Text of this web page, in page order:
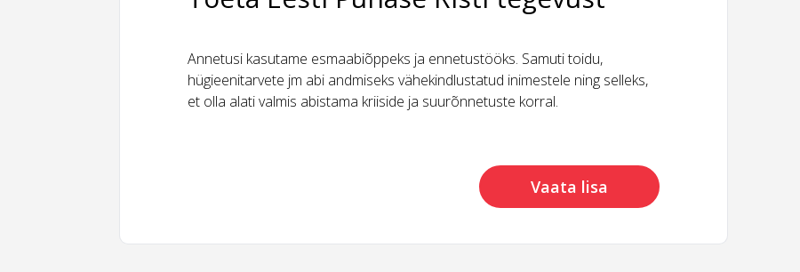
Annetusi kasutame esmaabiõppeks ja ennetustööks. Samuti toidu,
hügieenitarvete jm abi andmiseks vähekindlustatud inimestele ning selleks,
et olla alati valmis abistama kriiside ja suurõnnetuste korral.
Vaata lisa